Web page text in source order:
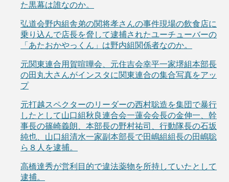
た黒幕は誰なのか。
弘道会野内組舎弟の関将孝さんの事件現場の飲食店に
乗り込んで店長を脅して逮捕されたユーチューバーの
「あたおかやっくん」は野内組関係者なのか。
元関東連合用賀喧嘩会、元住吉会幸平一家堺組本部長
の田丸大さんがインスタに関東連合の集合写真をアッ
プ
元打越スペクターのリーダーの西村聡造を集団で暴行
したとして山口組秋良連合会一蓮会会長の金伸一、幹
事長の篠崎義朗、本部長の野村祐司、行動隊長の石坂
純也、山口組清水一家副本部長で田嶋組組長の田嶋聡
ら８人を逮捕。
高橋達秀が営利目的で違法薬物を所持していたとして
逮捕。